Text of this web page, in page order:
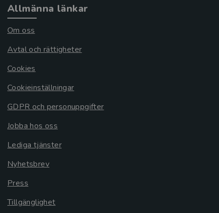
Allmänna länkar
Om oss
Avtal och rättigheter
Cookies
Cookieinställningar
GDPR och personuppgifter
Jobba hos oss
Lediga tjänster
Nyhetsbrev
Press
Tillgänglighet